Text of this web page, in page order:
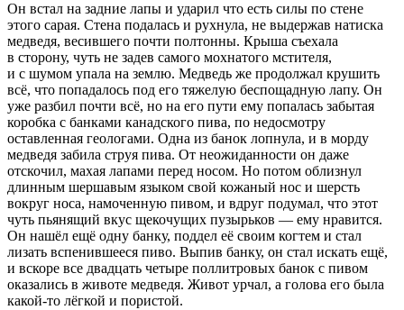
Он встал на задние лапы и ударил что есть силы по стене
этого сарая. Стена подалась и рухнула, не выдержав натиска
медведя, весившего почти полтонны. Крыша съехала
в сторону, чуть не задев самого мохнатого мстителя,
и с шумом упала на землю. Медведь же продолжал крушить
всё, что попадалось под его тяжелую беспощадную лапу. Он
уже разбил почти всё, но на его пути ему попалась забытая
коробка с банками канадского пива, по недосмотру
оставленная геологами. Одна из банок лопнула, и в морду
медведя забила струя пива. От неожиданности он даже
отскочил, махая лапами перед носом. Но потом облизнул
длинным шершавым языком свой кожаный нос и шерсть
вокруг носа, намоченную пивом, и вдруг подумал, что этот
чуть пьянящий вкус щекочущих пузырьков — ему нравится.
Он нашёл ещё одну банку, поддел её своим когтем и стал
лизать вспенившееся пиво. Выпив банку, он стал искать ещё,
и вскоре все двадцать четыре поллитровых банок с пивом
оказались в животе медведя. Живот урчал, а голова его была
какой-то лёгкой и пористой.